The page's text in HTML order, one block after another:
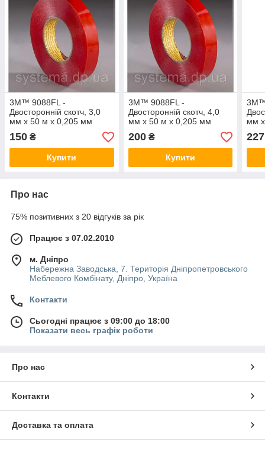
3M™ 9088FL -
Двосторонній скотч, 3,0
мм х 50 м х 0,205 мм
150 ₴
Купити
3M™ 9088FL -
Двосторонній скотч, 4,0
мм х 50 м х 0,205 мм
200₴
Купити
мм
Про нас
75% позитивних з 20 відгуків за рік
Працює з 07.02.2010
м. Дніпро
Набережна Заводська, 7. Територія Дніпропетровського
Меблевого Комбінату, Дніпро, Україна
Контакти
Сьогодні працює з 09:00 до 18:00
Показати весь графік роботи
Про нас
Контакти
Доставка та оплата